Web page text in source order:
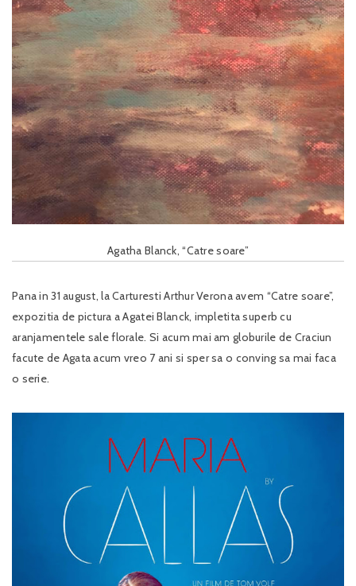
Agatha Blanck, “Catre soare”
Pana in 31 august, la Carturesti Arthur Verona avem “Catre soare”,
expozitia de pictura a Agatei Blanck, impletita superb cu
aranjamentele sale florale. Si acum mai am globurile de Craciun
facute de Agata acum vreo 7 ani si sper sa o conving sa mai faca
o serie.